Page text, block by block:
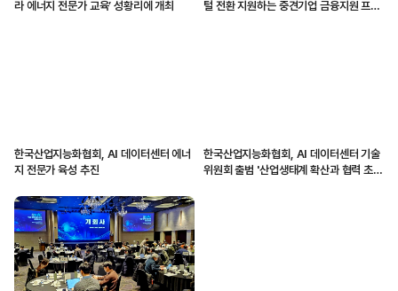
라 에너지 전문가 교육’ 성황리에 개최
털 전환 지원하는 중견기업 금융지원 프로
한국산업지능화협회, AI 데이터센터 에너
지 전문가 육성 추진
한국산업지능화협회, AI 데이터센터 기술
위원회 출범 '산업생태계 확산과 협력 초